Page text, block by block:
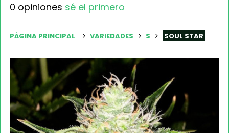
0 opiniones sé el primero
PÁGINA PRINCIPAL VARIEDADES S SOUL STAR